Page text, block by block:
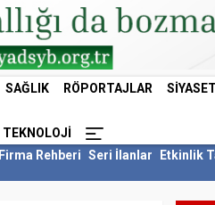
SAĞLIK RÖPORTAJLAR SIYASET
TEKNOLOJI
Firma Rehberi Seri İlanlar
Etkinlik